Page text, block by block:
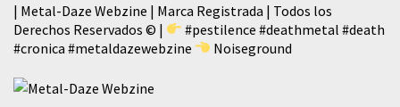
| Metal-Daze Webzine | Marca Registrada | Todos los
Derechos Reservados © |
#pestilence #deathmetal #death
#cronica #metaldazewebzine Noiseground